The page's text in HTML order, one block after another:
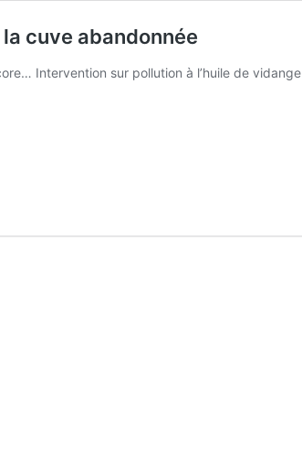
cuve abandonnée
Intervention sur pollution à l’huile de vidange